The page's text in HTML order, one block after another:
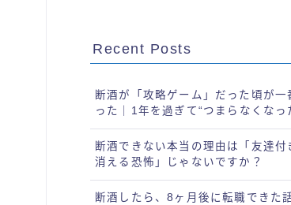
Recent Posts
断酒が「攻略ゲーム」だった頃が一
った｜1年を過ぎて“つまらなくなっ
断酒できない本当の理由は「友達付
消える恐怖」じゃないですか？
断酒したら、8ヶ月後に転職できた